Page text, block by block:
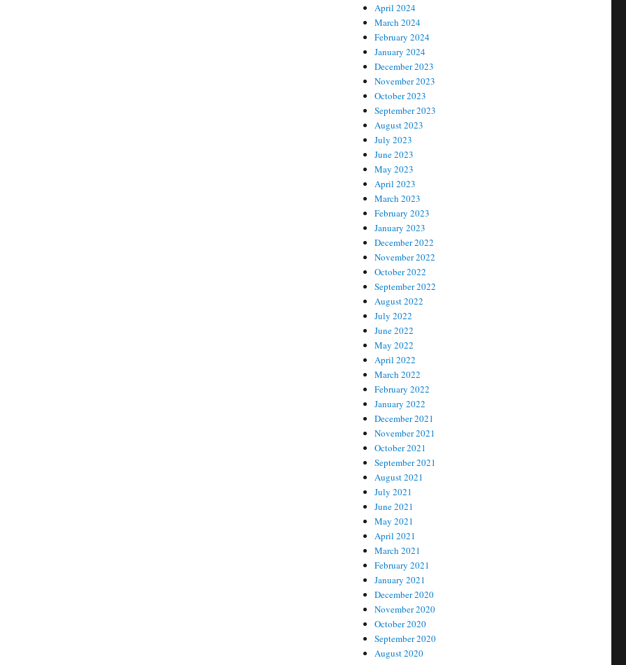
April 2024
March 2024
February 2024
January 2024
December 2023
November 2023
October 2023
September 2023
August 2023
July 2023
June 2023
May 2023
April 2023
March 2023
February 2023
January 2023
December 2022
November 2022
October 2022
September 2022
August 2022
July 2022
June 2022
May 2022
April 2022
March 2022
February 2022
January 2022
December 2021
November 2021
October 2021
September 2021
August 2021
July 2021
June 2021
May 2021
April 2021
March 2021
February 2021
January 2021
December 2020
November 2020
October 2020
September 2020
August 2020